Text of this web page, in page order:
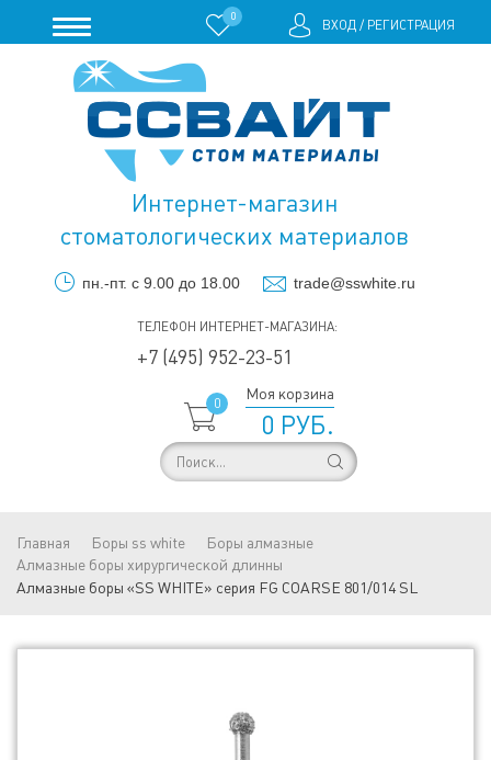
0
ВХОД/ РЕГИСТРАЦИЯ
Интернет-магазин
стоматологических материалов
пн.-пт. с 9.00 до 18.00 trade@sswhite.ru
ТЕЛЕФОН ИНТЕРНЕТ-МАГАЗИНА:
+7 (495) 952-23-51
0
Моя корзина
0 РУБ.
Главная Боры ss white
Боры алмазные
Алмазные боры хирургической длинны
Алмазные боры «SS WHITE» серия FG COARSE 801/014 SL